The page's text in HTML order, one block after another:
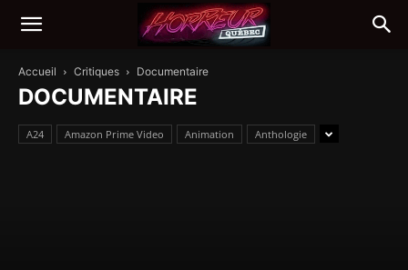
Accueil Critiques Documentaire
DOCUMENTAIRE
A24 Amazon Prime Video Animation Anthologie